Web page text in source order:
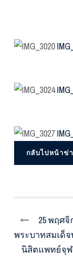
กลับไปหน้าข่
25 พฤศ
พระบาทสมเด็
นิสิตแพทย์จุฬ